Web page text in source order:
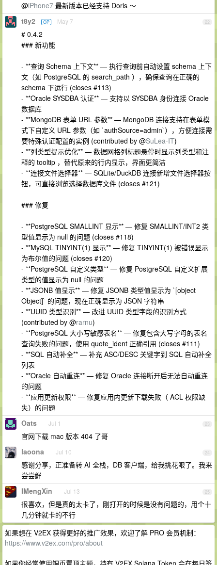
@iPhone7 最新版本已经支持 Doris ～
22
t8y2 OP May 7
# 0.4.2
### 新功能
- **查询 Schema 上下文** — 执行查询前自动设置 schema 上下
文（如 PostgreSQL 的 search_path ），确保查询在正确的
schema 下运行 (closes #113)
- **Oracle SYSDBA 认证** — 支持以 SYSDBA 身份连接 Oracle
数据库
- **MongoDB 表单 URL 参数** — MongoDB 连接支持在表单模
式下自定义 URL 参数（如 `authSource=admin`），方便连接需
要特殊认证配置的实例 (contributed by @SuLea-IT)
- **列类型提示优化** — 数据网格列标题悬停时显示列类型和注
释的 tooltip ，替代原来的行内显示，界面更简洁
- **连接文件选择器** — SQLite/DuckDB 连接新增文件选择器按
钮，可直接浏览选择数据库文件 (closes #121)
### 修复
- **PostgreSQL SMALLINT 显示** — 修复 SMALLINT/INT2 类
型值显示为 null 的问题 (closes #118)
- **MySQL TINYINT(1) 显示** — 修复 TINYINT(1) 被错误显示
为布尔值的问题 (closes #120)
- **PostgreSQL 自定义类型** — 修复 PostgreSQL 自定义扩展
类型的值显示为 null 的问题
- **JSONB 值显示** — 修复 JSONB 类型值显示为 `[object
Object]` 的问题，现在正确显示为 JSON 字符串
- **UUID 类型识别** — 改进 UUID 类型字段的识别方式
(contributed by @rarnu)
- **PostgreSQL 大小写敏感表名** — 修复包含大写字母的表名
查询失败的问题，使用 quote_ident 正确引用 (closes #111)
- **SQL 自动补全** — 补充 ASC/DESC 关键字到 SQL 自动补全
列表
- **Oracle 自动重连** — 修复 Oracle 连接断开后无法自动重连
的问题
- **应用更新权限** — 修复应用内更新下载失败（ ACL 权限缺
失）的问题
23
Oats Jul 1
官网下载 mac 版本 404 了哥
24
laoona Jul 10
感谢分享，正准备转 AI 全栈，DB 客户端，给我挑花眼了。我来
尝尝鲜
25
IMengXin Jul 13
很喜欢，但是真的太卡了，刚打开的时候是没有问题的，用个十
几分钟就卡的不行
如果想在 V2EX 获得更好的推广效果，欢迎了解 PRO 会员机制：
https://www.v2ex.com/pro/about